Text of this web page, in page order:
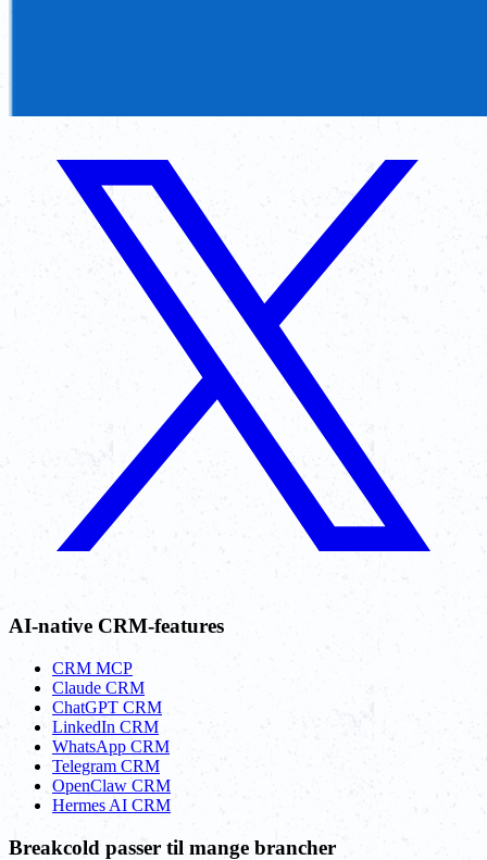
AI-native CRM-features
CRM MCP
Claude CRM
ChatGPT CRM
LinkedIn CRM
WhatsApp CRM
Telegram CRM
OpenClaw CRM
Hermes AI CRM
Breakcold passer til mange brancher